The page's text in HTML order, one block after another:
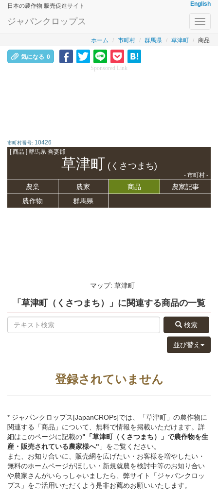
日本の農作物 販売促進サイト English
ジャパンクロップス
ホーム 市町村 群馬県 草津町 商品
気になる 0
Sponsored Link
市町村番号: 10426
[ 商品 ] 群馬県 吾妻郡
草津町 (くさつまち)
- 市町村 -
農業 農家 商品
農家記事
農作物
群馬県
マップ: 草津町
「草津町（くさつまち）」 に関連する商品の一覧
検索
並び替え
登録されていません
* ジャパンクロップス[JapanCROPs]では、「草津町」の農作物に
関連する「商品」について、無料で情報を掲載いただけます。詳
細はこのページに記載の"「草津町（くさつまち）」 で農作物を生
産・販売されている農家様へ" 」をご覧ください。
また、お知り合いに、販売網を広げたい・お客様を増やしたい・
無料のホームページがほしい・新規就農を検討中等のお知り合い
や農家さんがいらっしゃいましたら、弊サイト「ジャパンクロッ
プス」をご活用いただくよう是非お薦めお願いいたします。